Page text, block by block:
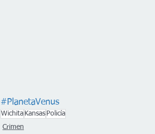
#PlanetaVenus
Wichita Kansas Policía
Crimen